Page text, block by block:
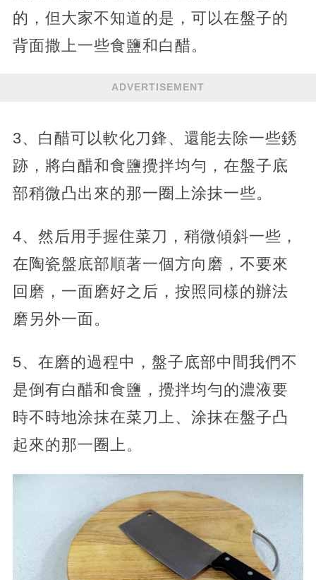
的，但大家不知道的是，可以在盤子的
背面撒上一些食鹽和白醋。
ADVERTISEMENT
3、白醋可以軟化刀鋒、還能去除一些銹
跡，將白醋和食鹽攪拌均勻，在盤子底
部稍微凸出來的那一圈上涂抹一些。
4、然后用手握住菜刀，稍微傾斜一些，
在陶瓷盤底部順著一個方向磨，不要來
回磨，一面磨好之后，按照同樣的辦法
磨另外一面。
5、在磨的過程中，盤子底部中間我們不
是倒有白醋和食鹽，攪拌均勻的濃液要
時不時地涂抹在菜刀上、涂抹在盤子凸
起來的那一圈上。